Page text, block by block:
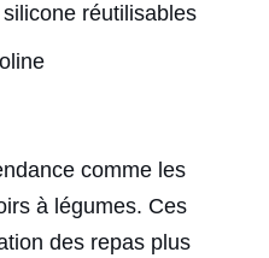
réutilisables
comme les
à légumes. Ces
des repas plus